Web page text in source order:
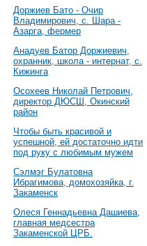
Доржиев Бато - Очир
Владимирович, с. Шара -
Азарга, фермер
Анадуев Батор Доржиевич,
охранник, школа - интернат, с.
Кижинга
Осохеев Николай Петрович,
директор ДЮСШ, Окинский
район
Чтобы быть красивой и
успешной, ей достаточно идти
под руку с любимым мужем
Сэлмэг Булатовна
Ибрагимова, домохозяйка, г.
Закаменск
Олеся Геннадьевна Дашиева,
главная медсестра
Закаменской ЦРБ.